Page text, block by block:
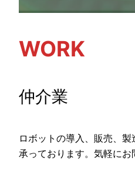
WORK
仲介業
ロボットの導入、販売、
承っております。気軽にお